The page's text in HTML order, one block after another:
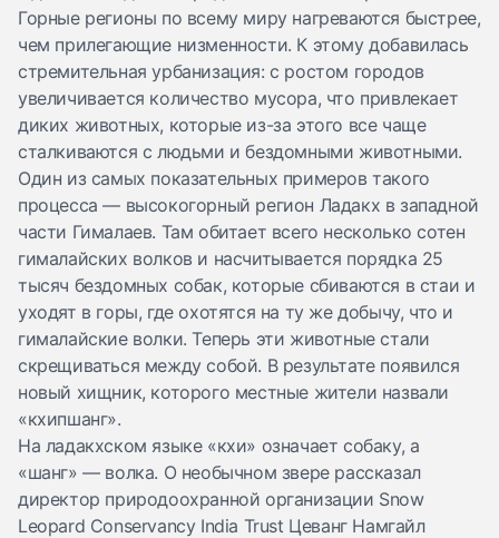
Горные регионы по всему миру нагреваются быстрее,
чем прилегающие низменности. К этому добавилась
стремительная урбанизация: с ростом городов
увеличивается количество мусора, что привлекает
диких животных, которые из-за этого все чаще
сталкиваются с людьми и бездомными животными.
Один из самых показательных примеров такого
процесса — высокогорный регион Ладакх в западной
части Гималаев. Там обитает всего несколько сотен
гималайских волков и насчитывается порядка 25
тысяч бездомных собак, которые сбиваются в стаи и
уходят в горы, где охотятся на ту же добычу, что и
гималайские волки. Теперь эти животные стали
скрещиваться между собой. В результате появился
новый хищник, которого местные жители назвали
«кхипшанг».
На ладакхском языке «кхи» означает собаку, а
«шанг» — волка. О необычном звере рассказал
директор природоохранной организации Snow
Leopard Conservancy India Trust Цеванг Намгайл